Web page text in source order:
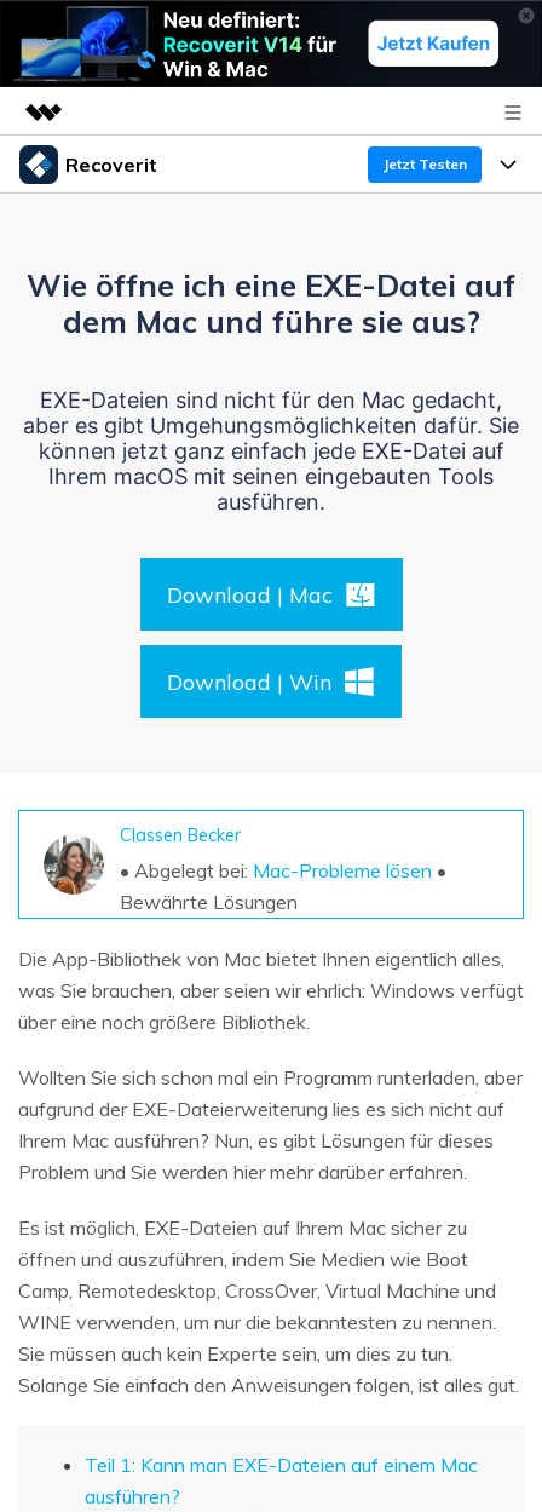
Top-Produkte
Überblick
Lösungen
Über uns
Shop
Support
Recoverit Jetzt Testen
Recoverit für Windows
Kostenlos Testen
Recoverit für Mac
KI
Kostenlos Testen
Weitere Produkte
Funktionen
Gel?schte Medien wiederherstellen
Exklusive Wiederherstellungsl?sungen Neu
Datenverlust-Szenarien
ALLE FUNKTIONEN ENTDECKEN
Warum Recoverit
Experte für Datenrettung
Aktuelles Thema
Guide
search
Wie öffne ich eine EXE-Datei auf
dem Mac und führe sie aus?
EXE-Dateien sind nicht für den Mac gedacht,
aber es gibt Umgehungsmöglichkeiten dafür. Sie
können jetzt ganz einfach jede EXE-Datei auf
Ihrem macOS mit seinen eingebauten Tools
ausführen.
Download | Mac
Download | Win
Classen Becker
• Abgelegt bei: Mac-Probleme lösen •
Bewährte Lösungen
Die App-Bibliothek von Mac bietet Ihnen eigentlich alles,
was Sie brauchen, aber seien wir ehrlich: Windows verfügt
über eine noch größere Bibliothek.
Wollten Sie sich schon mal ein Programm runterladen, aber
aufgrund der EXE-Dateierweiterung lies es sich nicht auf
Ihrem Mac ausführen? Nun, es gibt Lösungen für dieses
Problem und Sie werden hier mehr darüber erfahren.
Es ist möglich, EXE-Dateien auf Ihrem Mac sicher zu
öffnen und auszuführen, indem Sie Medien wie Boot
Camp, Remotedesktop, CrossOver, Virtual Machine und
WINE verwenden, um nur die bekanntesten zu nennen.
Sie müssen auch kein Experte sein, um dies zu tun.
Solange Sie einfach den Anweisungen folgen, ist alles gut.
Teil 1: Kann man EXE-Dateien auf einem Mac
ausführen?